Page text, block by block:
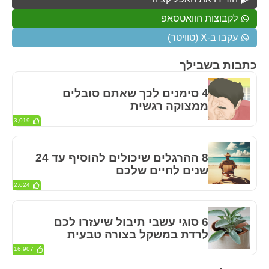
כתבות בשבילך
4 סימנים לכך שאתם סובלים
ממצוקה רגשית
3,019
8 ההרגלים שיכולים להוסיף עד 24
שנים לחיים שלכם
2,624
6 סוגי עשבי תיבול שיעזרו לכם
לרדת במשקל בצורה טבעית
16,907
לקבוצות הוואטסאפ
עקבו ב-X (טוויטר)